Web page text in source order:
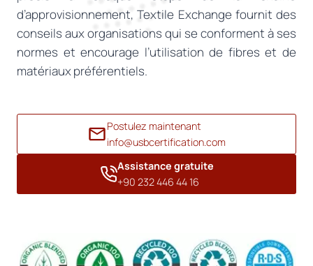
d’approvisionnement, Textile Exchange fournit des
conseils aux organisations qui se conforment à ses
normes et encourage l’utilisation de fibres et de
matériaux préférentiels.
Postulez maintenant
info@usbcertification.com
Assistance gratuite
+90 232 446 44 16